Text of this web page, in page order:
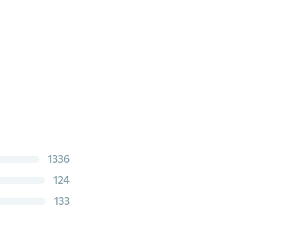
1336
124
133